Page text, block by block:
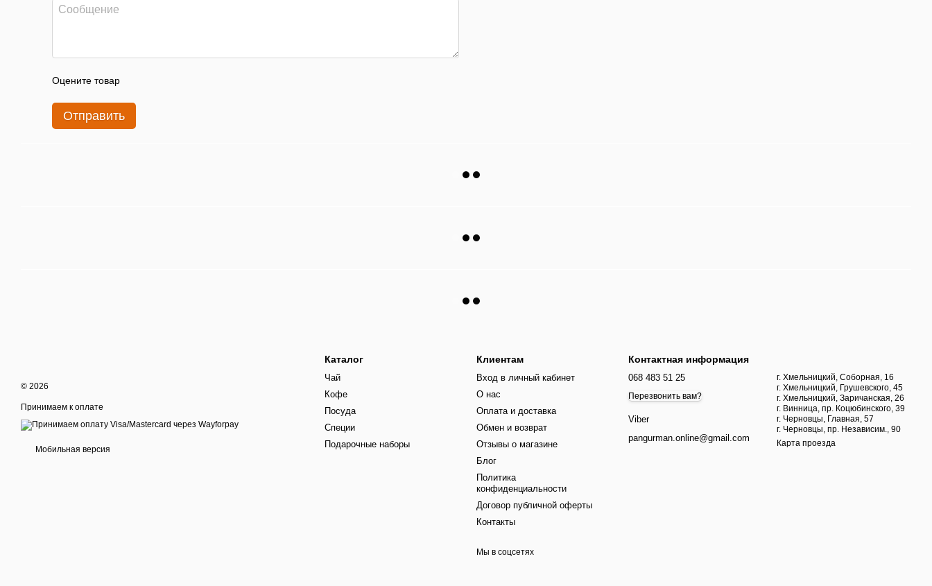
Оцените товар
Отправить
© 2026
Принимаем к оплате
Мобильная версия
Каталог
Чай
Кофе
Посуда
Специи
Подарочные наборы
Клиентам
Вход в личный кабинет
О нас
Оплата и доставка
Обмен и возврат
Отзывы о магазине
Блог
Политика
конфиденциальности
Договор публичной оферты
Контакты
Мы в соцсетях
Контактная информация
068 483 51 25
Перезвонить вам?
Viber
pangurman.online@gmail.com
г. Хмельницкий, Соборная, 16
г. Хмельницкий, Грушевского, 45
г. Хмельницкий, Заричанская, 26
г. Винница, пр. Коцюбинского, 39
г. Черновцы, Главная, 57
г. Черновцы, пр. Независим., 90
Карта проезда